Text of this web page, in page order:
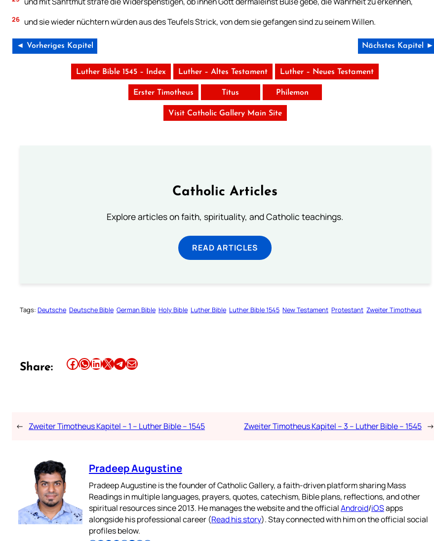
26 und sie wieder nüchtern würden aus des Teufels Strick, von dem sie gefangen sind zu seinem Willen.
◄ Vorheriges Kapitel Nächstes Kapitel ►
Luther Bible 1545 – Index Luther – Altes Testament Luther – Neues Testament
Erster Timotheus Titus Philemon
Visit Catholic Gallery Main Site
Catholic Articles
Explore articles on faith, spirituality, and Catholic teachings.
READ ARTICLES
Tags: Deutsche Deutsche Bible German Bible Holy Bible Luther Bible Luther Bible 1545 New Testament Protestant Zweiter Timotheus
Share: Share this article on Facebook Share this article on WhatsApp Share this article on LinkedIn Share this article on X Share this article on TelegramEmail this Article
← Zweiter Timotheus Kapitel – 1 – Luther Bible – 1545 Zweiter Timotheus Kapitel – 3 – Luther Bible – 1545 →
Pradeep Augustine
Pradeep Augustine is the founder of Catholic Gallery, a faith-driven platform sharing Mass
Readings in multiple languages, prayers, quotes, catechism, Bible plans, reflections, and other
spiritual resources since 2013. He manages the website and the officialAndroid/iOSapps
alongside his professional career (Read his story). Stay connected with him on the official social
profiles below.